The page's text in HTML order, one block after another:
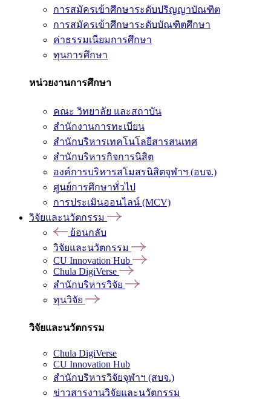
การสมัครเข้าศึกษาระดับปริญญาบัณฑิต
การสมัครเข้าศึกษาระดับบัณฑิตศึกษา
ค่าธรรมเนียมการศึกษา
ทุนการศึกษา
หน่วยงานการศึกษา
คณะ วิทยาลัย และสถาบัน
สำนักงานการทะเบียน
สำนักบริหารเทคโนโลยีสารสนเทศ
สำนักบริหารกิจการนิสิต
องค์การบริหารสโมสรนิสิตจุฬาฯ (อบจ.)
ศูนย์การศึกษาทั่วไป
การประเมินออนไลน์ (MCV)
วิจัยและนวัตกรรม
ย้อนกลับ
วิจัยและนวัตกรรม
CU Innovation Hub
Chula DigiVerse
สำนักบริหารวิจัย
ทุนวิจัย
วิจัยและนวัตกรรม
Chula DigiVerse
CU Innovation Hub
สำนักบริหารวิจัยจุฬาฯ (สบจ.)
ข่าวสารงานวิจัยและนวัตกรรม